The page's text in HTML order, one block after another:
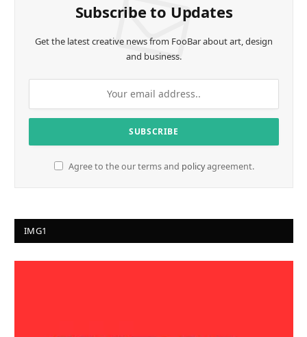
Subscribe to Updates
Get the latest creative news from FooBar about art, design
and business.
Agree to the our terms and policyagreement.
IMG1